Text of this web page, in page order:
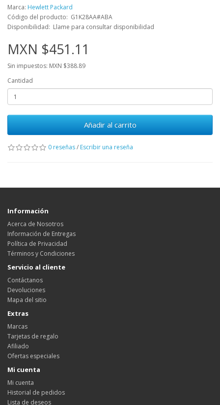
Marca: Hewlett Packard
Código del producto: G1K28AA#ABA
Disponibilidad: Llame para consultar disponibilidad
MXN $451.11
Sin impuestos: MXN $388.89
Cantidad
Añadir al carrito
0 reseñas/ Escribir una reseña
Información
Acerca de Nosotros
Información de Entregas
Política de Privacidad
Términos y Condiciones
Servicio al cliente
Contáctanos
Devoluciones
Mapa del sitio
Extras
Marcas
Tarjetas de regalo
Afiliado
Ofertas especiales
Mi cuenta
Mi cuenta
Historial de pedidos
Lista de deseos